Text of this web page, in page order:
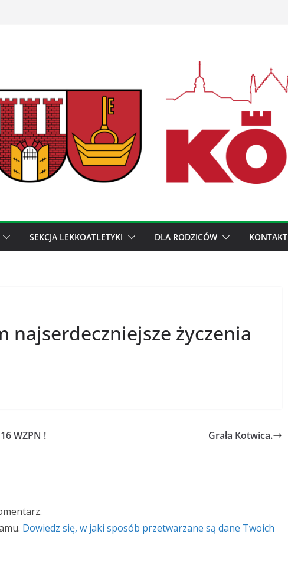
SEKCJA LEKKOATLETYKI DLA RODZICÓW KONTAKT
najserdeczniejsze życzenia
WZPN ! Grała Kotwica.
Dowiedz się, w jaki sposób przetwarzane są dane Twoich